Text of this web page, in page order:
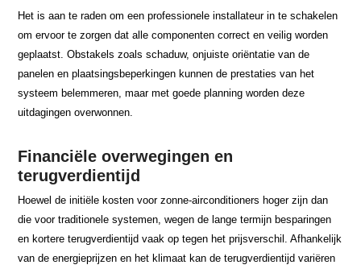
Het is aan te raden om een professionele installateur in te schakelen
om ervoor te zorgen dat alle componenten correct en veilig worden
geplaatst. Obstakels zoals schaduw, onjuiste oriëntatie van de
panelen en plaatsingsbeperkingen kunnen de prestaties van het
systeem belemmeren, maar met goede planning worden deze
uitdagingen overwonnen.
Financiële overwegingen en
terugverdientijd
Hoewel de initiële kosten voor zonne-airconditioners hoger zijn dan
die voor traditionele systemen, wegen de lange termijn besparingen
en kortere terugverdientijd vaak op tegen het prijsverschil. Afhankelijk
van de energieprijzen en het klimaat kan de terugverdientijd variëren